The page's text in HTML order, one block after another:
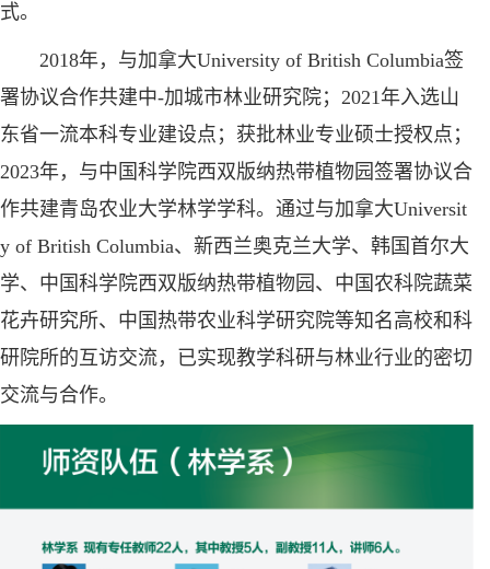
式。
2018年，与加拿大University of British Columbia签
署协议合作共建中-加城市林业研究院；2021年入选山
东省一流本科专业建设点；获批林业专业硕士授权点；
2023年，与中国科学院西双版纳热带植物园签署协议合
作共建青岛农业大学林学学科。通过与加拿大Universit
y of British Columbia、新西兰奥克兰大学、韩国首尔大
学、中国科学院西双版纳热带植物园、中国农科院蔬菜
花卉研究所、中国热带农业科学研究院等知名高校和科
研院所的互访交流，已实现教学科研与林业行业的密切
交流与合作。